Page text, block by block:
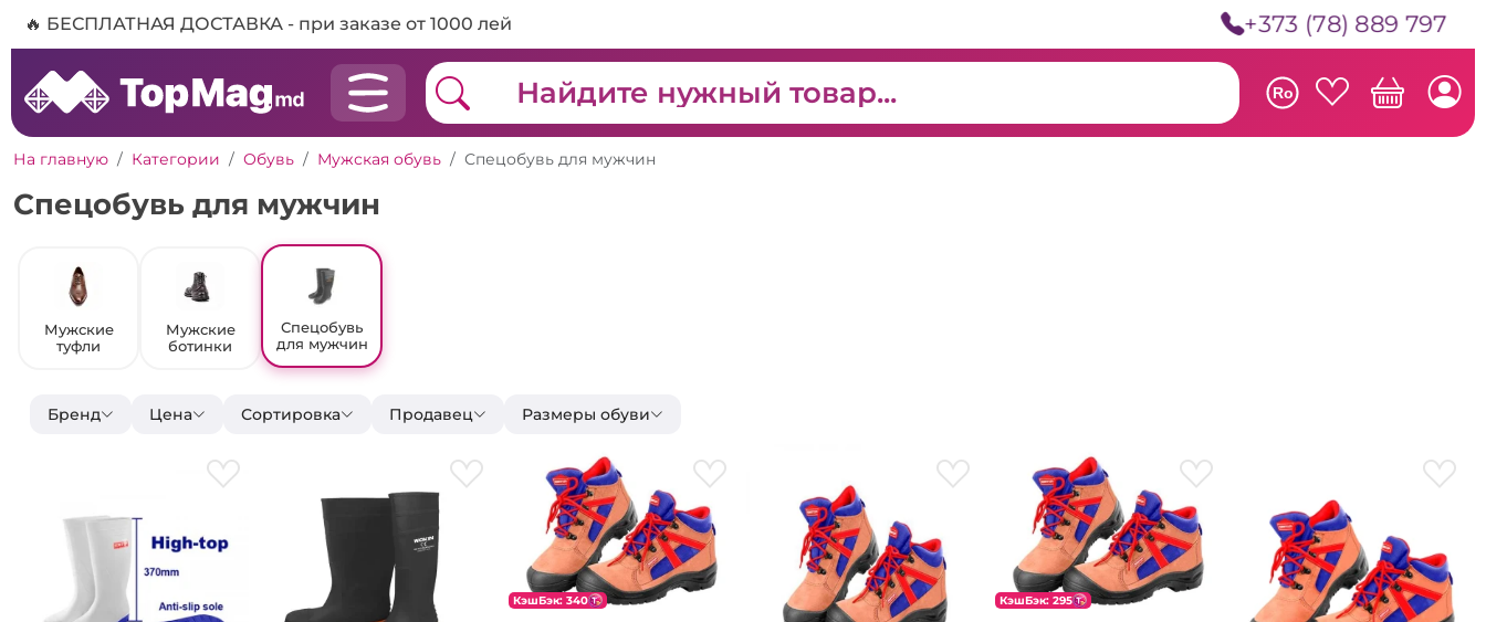
🔥 БЕСПЛАТНАЯ ДОСТАВКА - при заказе от 1000 лей +373 (78) 889 797
Ro
На главную Категории Обувь Мужская обувь Спецобувь для мужчин
Спецобувь для мужчин
Мужские
туфли
Мужские
ботинки
Спецобувь
для мужчин
Бренд Цена Сортировка Продавец Размеры обуви
КэшБэк: 340 КэшБэк: 295